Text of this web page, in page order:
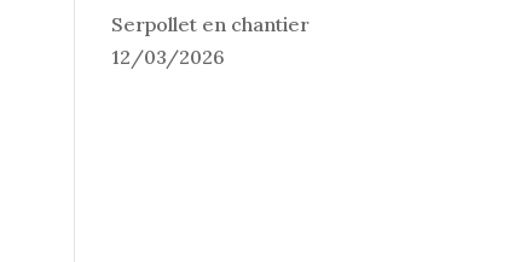
Serpollet en chantier
12/03/2026